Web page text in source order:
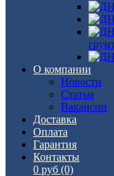
О компании
Новости
Статьи
Вакансии
Доставка
Оплата
Гарантия
Контакты
0 руб (0)